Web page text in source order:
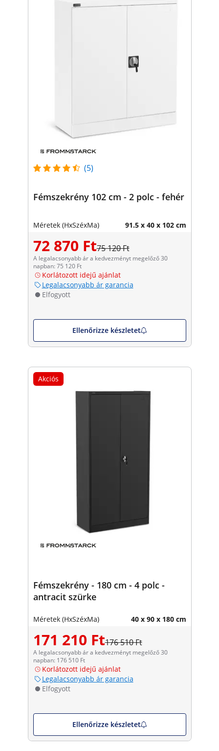
(5)
Fémszekrény 102 cm - 2 polc - fehér
Méretek (HxSzéxMa) 91.5 x 40 x 102 cm
72 870 Ft75 120 Ft
A legalacsonyabb ár a kedvezményt megelőző 30
napban: 75 120 Ft
Korlátozott idejű ajánlat
Legalacsonyabb ár garancia
Elfogyott
Ellenőrizze készletet
Akciós
Fémszekrény - 180 cm - 4 polc -
antracit szürke
Méretek (HxSzéxMa) 40 x 90 x 180 cm
171 210 Ft176 510 Ft
A legalacsonyabb ár a kedvezményt megelőző 30
napban: 176 510 Ft
Korlátozott idejű ajánlat
Legalacsonyabb ár garancia
Elfogyott
Ellenőrizze készletet